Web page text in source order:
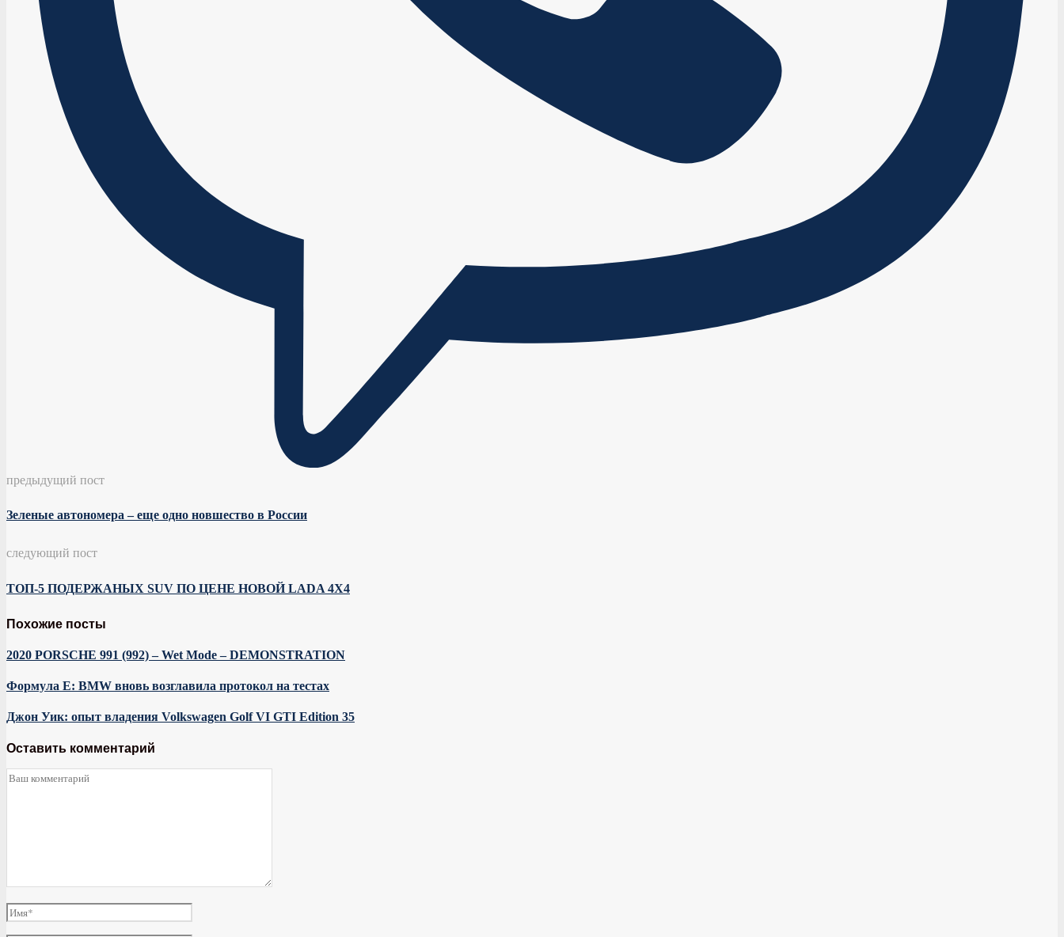
предыдущий пост
Зеленые автономера – еще одно новшество в России
следующий пост
ТОП-5 ПОДЕРЖАНЫХ SUV ПО ЦЕНЕ НОВОЙ LADA 4X4
Похожие посты
2020 PORSCHE 991 (992) – Wet Mode – DEMONSTRATION
Формула E: BMW вновь возглавила протокол на тестах
Джон Уик: опыт владения Volkswagen Golf VI GTI Edition 35
Оставить комментарий